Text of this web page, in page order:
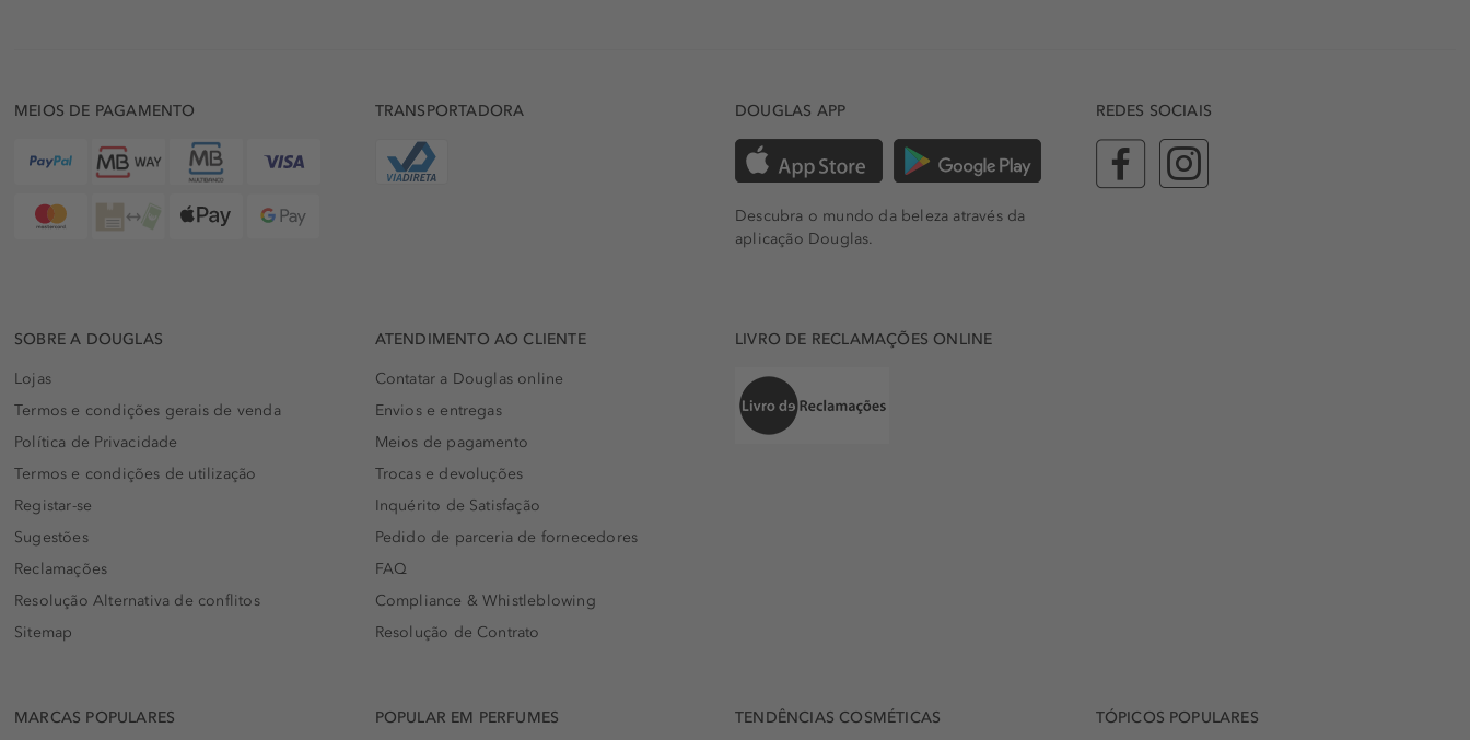
MEIOS DE PAGAMENTO TRANSPORTADORA DOUGLAS APP
Descubra o mundo da beleza através da
aplicação Douglas.
REDES SOCIAIS
SOBRE A DOUGLAS
Lojas
Termos e condições gerais de venda
Política de Privacidade
Termos e condições de utilização
Registar-se
Sugestões
Reclamações
Resolução Alternativa de conflitos
Sitemap
ATENDIMENTO AO CLIENTE
Contatar a Douglas online
Envios e entregas
Meios de pagamento
Trocas e devoluções
Inquérito de Satisfação
Pedido de parceria de fornecedores
FAQ
Compliance & Whistleblowing
Resolução de Contrato
LIVRO DE RECLAMAÇÕES ONLINE
MARCAS POPULARES POPULAR EM PERFUMES TENDÊNCIAS COSMÉTICAS TÓPICOS POPULARES